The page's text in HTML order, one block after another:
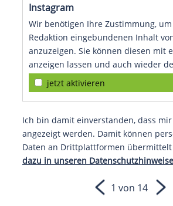
Instagram
Wir benötigen Ihre Zustimmung,
Redaktion eingebundenen Inhalt
anzuzeigen. Sie können diesen mit
anzeigen lassen und auch wieder
jetzt aktivieren
Ich bin damit einverstanden, dass
angezeigt werden. Damit können
Daten an Drittplattformen
dazu in unseren
1 von 14